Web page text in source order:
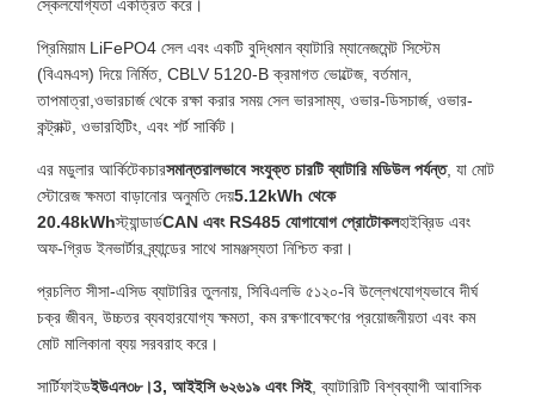
স্কেলযোগ্যতা একত্রিত করে।
প্রিমিয়াম LiFePO4 সেল এবং একটি বুদ্ধিমান ব্যাটারি ম্যানেজমেন্ট সিস্টেম
(বিএমএস) দিয়ে নির্মিত, CBLV 5120-B ক্রমাগত ভোল্টেজ, বর্তমান,
তাপমাত্রা,ওভারচার্জ থেকে রক্ষা করার সময় সেল ভারসাম্য, ওভার-ডিসচার্জ, ওভার-
কন্ট্রাক্ট, ওভারহিটিং, এবং শর্ট সার্কিট।
এর মডুলার আর্কিটেকচারসমান্তরালভাবে সংযুক্ত চারটি ব্যাটারি মডিউল পর্যন্ত, যা মোট
স্টোরেজ ক্ষমতা বাড়ানোর অনুমতি দেয়5.12kWh থেকে
20.48kWhস্ট্যান্ডার্ডCAN এবং RS485 যোগাযোগ প্রোটোকলহাইব্রিড এবং
অফ-গ্রিড ইনভার্টার ব্র্যান্ডের সাথে সামঞ্জস্যতা নিশ্চিত করা।
প্রচলিত সীসা-এসিড ব্যাটারির তুলনায়, সিবিএলভি ৫১২০-বি উল্লেখযোগ্যভাবে দীর্ঘ
চক্র জীবন, উচ্চতর ব্যবহারযোগ্য ক্ষমতা, কম রক্ষণাবেক্ষণের প্রয়োজনীয়তা এবং কম
মোট মালিকানা ব্যয় সরবরাহ করে।
সার্টিফাইডইউএন৩৮।3, আইইসি ৬২৬১৯ এবং সিই, ব্যাটারিটি বিশ্বব্যাপী আবাসিক